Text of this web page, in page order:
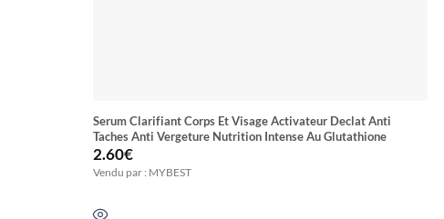
Serum Clarifiant Corps Et Visage Activateur Declat Anti
Taches Anti Vergeture Nutrition Intense Au Glutathione
2.60€
Vendu par : MYBEST